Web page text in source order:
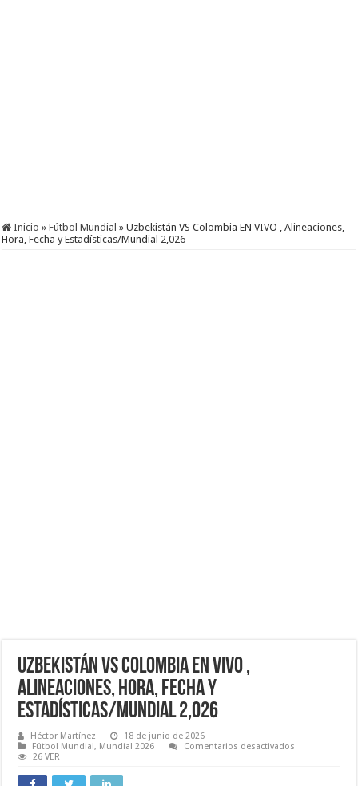
Inicio » Fútbol Mundial » Uzbekistán VS Colombia EN VIVO , Alineaciones,
Hora, Fecha y Estadísticas/Mundial 2,026
Uzbekistán VS Colombia EN VIVO ,
Alineaciones, Hora, Fecha y
Estadísticas/Mundial 2,026
Héctor Martínez
18 de junio de 2026
Fútbol Mundial, Mundial 2026 Comentarios desactivados
26 VER